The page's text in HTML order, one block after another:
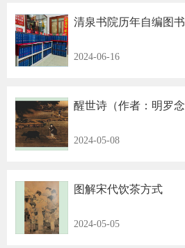
清泉书院历年自编图
2024-06-16
醒世诗（作者：明罗念
2024-05-08
图解宋代饮茶方式
2024-05-05